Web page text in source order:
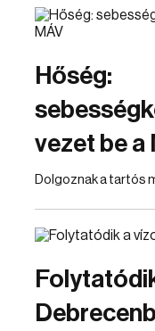
Hőség:
vezet be a
Dolgoznak a tartós